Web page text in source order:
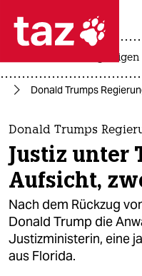
 taz
taz
themen
politik
öko
gesellschaft
kultur
bergsteigen
Donald Trumps
Donald Trumps
Justiz unter
Aufsicht,
Nach dem Rückzug
Donald Trump die
Justizministerin, eine
aus Florida.